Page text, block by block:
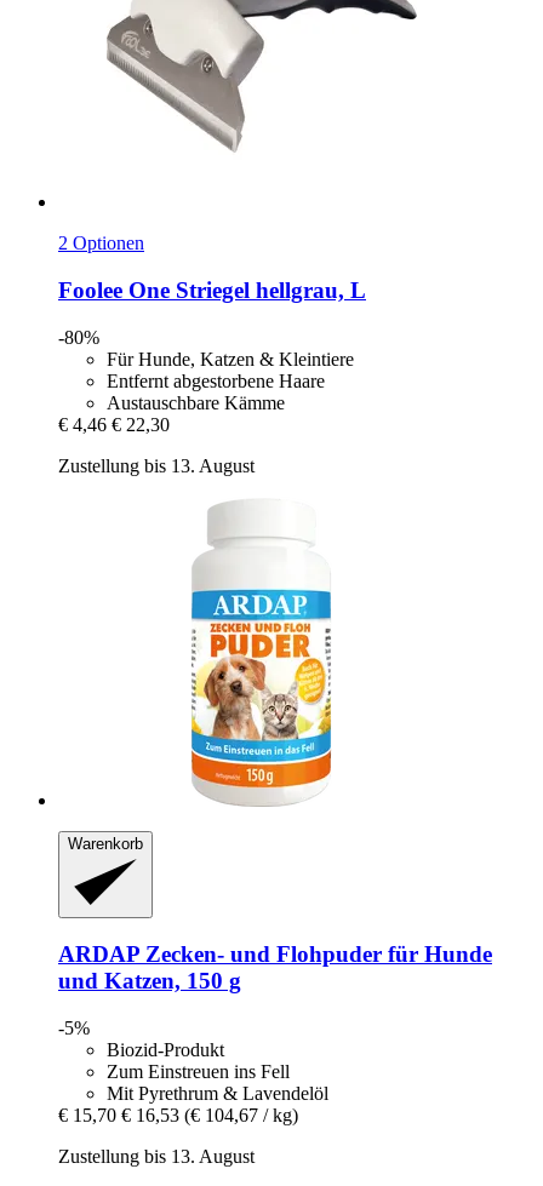
2 Optionen
Foolee One Striegel hellgrau, L
-80%
Für Hunde, Katzen & Kleintiere
Entfernt abgestorbene Haare
Austauschbare Kämme
€ 4,46 € 22,30
Zustellung bis 13. August
Warenkorb
ARDAP Zecken-​ und Flohpuder für Hunde
und Katzen, 150 g
-5%
Biozid-Produkt
Zum Einstreuen ins Fell
Mit Pyrethrum & Lavendelöl
€ 15,70 € 16,53 (€ 104,67 / kg)
Zustellung bis 13. August